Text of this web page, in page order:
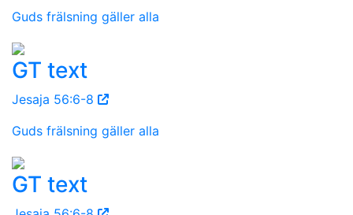
Guds frälsning gäller alla
GT text
Jesaja 56:6-8
Guds frälsning gäller alla
GT text